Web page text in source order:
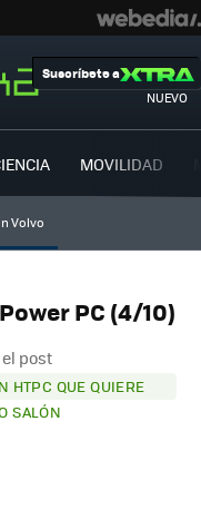
NUEVO
Suscríbete a
MOVILIDAD
Volvo
PC (4/10)
post
HTPC QUE QUIERE
SALÓN